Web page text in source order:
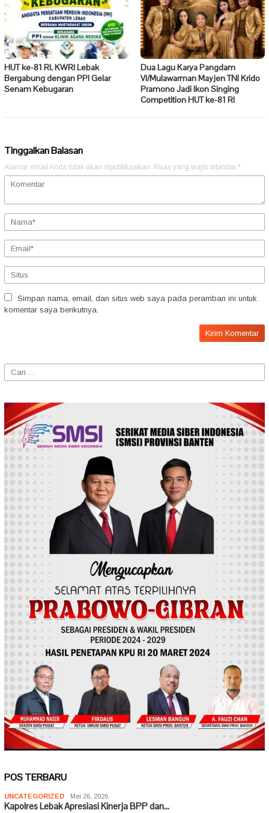
HUT ke-81 RI, KWRI Lebak
Bergabung dengan PPI Gelar
Senam Kebugaran
Dua Lagu Karya Pangdam
VI/Mulawarman Mayjen TNI Krido
Pramono Jadi Ikon Singing
Competition HUT ke-81 RI
Tinggalkan Balasan
Alamat email Anda tidak akan dipublikasikan. Ruas yang wajib ditandai *
Simpan nama, email, dan situs web saya pada peramban ini untuk
komentar saya berikutnya.
Cari
untuk:
POS TERBARU
UNCATEGORIZED Mei 26, 2026
Kapolres Lebak Apresiasi Kinerja BPP dan…